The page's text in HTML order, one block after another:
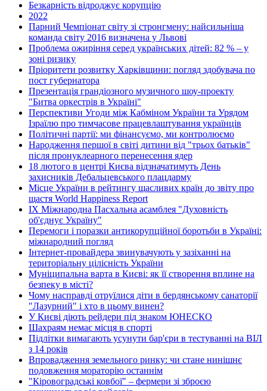
Безкарність відроджує корупцію
2022
Парний Чемпіонат світу зі стронгмену: найсильніша
команда світу 2016 визначена у Львові
Проблема ожиріння серед українських дітей: 82 % – у
зоні ризику
Пріоритети розвитку Харківщини: погляд здобувача по
пост губернатора
Презентація грандіозного музичного шоу-проекту
"Битва оркестрів в Україні"
Перспективи Угоди між Кабміном України та Урядом
Ізраїлю про тимчасове працевлаштування українців
Політичні партії: ми фінансуємо, ми контролюємо
Народження першої в світі дитини від "трьох батьків"
після пронуклеарного перенесення ядер
18 лютого в центрі Києва відзначатимуть День
захисників Дебальцевського плацдарму
Місце України в рейтингу щасливих країн до звіту про
щастя World Happiness Report
ІХ Міжнародна Пасхальна асамблея "Духовність
об'єднує Україну"
Перемоги і поразки антикорупційної боротьби в Україні:
міжнародний погляд
Інтернет-провайдера звинувачують у зазіханні на
територіальну цілісність України
Муніципальна варта в Києві: як її створення вплине на
безпеку в місті?
Чому насправді отруїлися діти в бердянському санаторії
"Лазурний" і хто в цьому винен?
У Києві діють рейдери під знаком ЮНЕСКО
Шахраям немає місця в спорті
Підлітки вимагають усунути бар'єри в тестуванні на ВІЛ
з 14 років
Впровадження земельного ринку: чи стане нинішнє
подовження мораторію останнім
"Кіровоградські ковбої" – фермери зі зброєю